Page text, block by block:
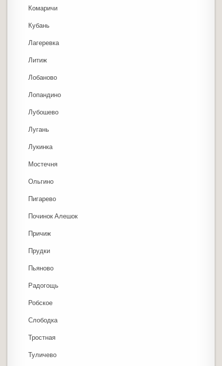
Комаричи
Кубань
Лагеревка
Литиж
Лобаново
Лопандино
Лубошево
Лугань
Лукинка
Мостечня
Ольгино
Пигарево
Починок Алешок
Причиж
Прудки
Пьяново
Радогощь
Робское
Слободка
Тростная
Туличево